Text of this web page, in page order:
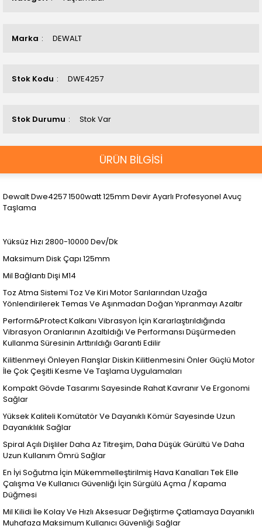
Marka DEWALT
Stok Kodu DWE4257
Stok Durumu Stok Var
ÜRÜN BİLGİSİ
Dewalt Dwe4257 1500watt 125mm Devir Ayarlı Profesyonel Avuç
Taşlama
Yüksüz Hızı 2800-10000 Dev/Dk
Maksimum Disk Çapı 125mm
Mil Bağlantı Dişi M14
Toz Atma Sistemi Toz Ve Kiri Motor Sarılarından Uzağa
Yönlendirilerek Temas Ve Aşınmadan Doğan Yıpranmayı Azaltır
Perform&Protect Kalkanı Vibrasyon İçin Kararlaştırıldığında
Vibrasyon Oranlarının Azaltıldığı Ve Performansı Düşürmeden
Kullanma Süresinin Arttırıldığı Garanti Edilir
Kilitlenmeyi Önleyen Flanşlar Diskin Kilitlenmesini Önler Güçlü Motor
İle Çok Çeşitli Kesme Ve Taşlama Uygulamaları
Kompakt Gövde Tasarımı Sayesinde Rahat Kavranır Ve Ergonomi
Sağlar
Yüksek Kaliteli Komütatör Ve Dayanıklı Kömür Sayesinde Uzun
Dayanıklılık Sağlar
Spiral Açılı Dişliler Daha Az Titreşim, Daha Düşük Gürültü Ve Daha
Uzun Kullanım Ömrü Sağlar
En İyi Soğutma İçin Mükemmelleştirilmiş Hava Kanalları Tek Elle
Çalışma Ve Kullanıcı Güvenliği İçin Sürgülü Açma / Kapama
Düğmesi
Mil Kilidi İle Kolay Ve Hızlı Aksesuar Değiştirme Çatlamaya Dayanıklı
Muhafaza Maksimum Kullanıcı Güvenliği Sağlar